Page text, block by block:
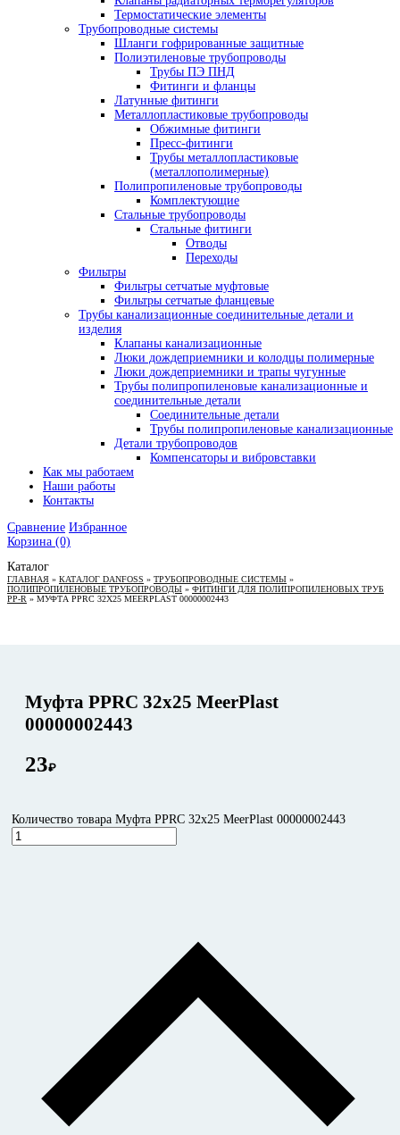
Термостатические элементы
Трубопроводные системы
Шланги гофрированные защитные
Полиэтиленовые трубопроводы
Трубы ПЭ ПНД
Фитинги и фланцы
Латунные фитинги
Металлопластиковые трубопроводы
Обжимные фитинги
Пресс-фитинги
Трубы металлопластиковые
(металлополимерные)
Полипропиленовые трубопроводы
Комплектующие
Стальные трубопроводы
Стальные фитинги
Отводы
Переходы
Фильтры
Фильтры сетчатые муфтовые
Фильтры сетчатые фланцевые
Трубы канализационные соединительные детали и
изделия
Клапаны канализационные
Люки дождеприемники и колодцы полимерные
Люки дождеприемники и трапы чугунные
Трубы полипропиленовые канализационные и
соединительные детали
Соединительные детали
Трубы полипропиленовые канализационные
Детали трубопроводов
Компенсаторы и вибровставки
Как мы работаем
Наши работы
Контакты
Сравнение Избранное
Корзина (0)
Каталог
ГЛАВНАЯ » КАТАЛОГ DANFOSS » ТРУБОПРОВОДНЫЕ СИСТЕМЫ »
ПОЛИПРОПИЛЕНОВЫЕ ТРУБОПРОВОДЫ » ФИТИНГИ ДЛЯ ПОЛИПРОПИЛЕНОВЫХ ТРУБ
PP-R » МУФТА PPRC 32Х25 MEERPLAST 00000002443
Муфта PPRC 32х25 MeerPlast
00000002443
23₽
Количество товара Муфта PPRC 32х25 MeerPlast 00000002443